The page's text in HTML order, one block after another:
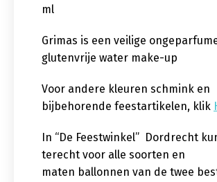
ml
Grimas is een veilige
glutenvrije water make-up
Voor andere kleuren schmink en
bijbehorende feestartikelen, klik
In “De Feestwinkel” Dordrecht
terecht voor alle soorten en
maten ballonnen van de twee